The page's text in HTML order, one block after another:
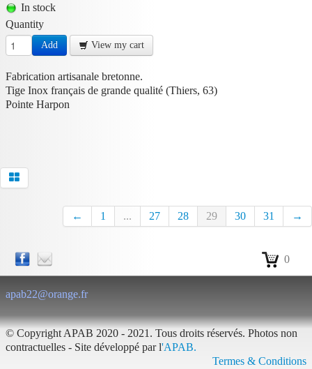
In stock
Quantity
Add View my cart
Fabrication artisanale bretonne.
Tige Inox français de grande qualité (Thiers, 63)
Pointe Harpon
← 1 ... 27 28 29 30 31 →
0
apab22@orange.fr
© Copyright APAB 2020 - 2021. Tous droits réservés. Photos non
contractuelles - Site développé par l'APAB.
Termes & Conditions